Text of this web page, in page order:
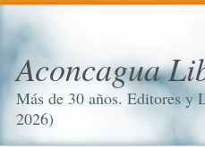
Aconcagua
Más de 30 años. Editores y
2026)